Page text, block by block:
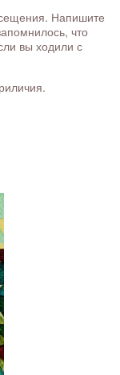
Напишите
что
вы ходили с